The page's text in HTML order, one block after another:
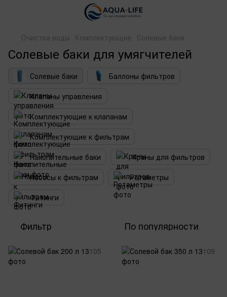
Очистка воды Комплектующие Солевые баки
Солевые баки для умягчителей
Солевые баки
Баллоны фильтров
Клапаны управления
Комплектующие к клапанам
Комплектующие к фильтрам
Накопительные баки
Краны для фильтров
Насосы к фильтрам
Ротаметры
Фитинги
Фильтр По популярности